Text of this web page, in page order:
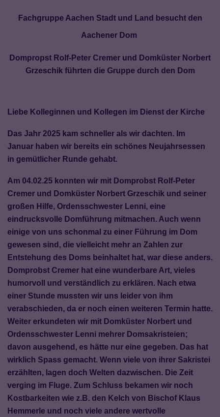
Fachgruppe Aachen Stadt und Land besucht den
Aachener Dom
Dompropst Rolf-Peter Cremer und Domküster Norbert
Grzeschik führten die Gruppe durch den Dom
Liebe Kolleginnen und Kollegen im Dienst der Kirche
Das Jahr 2025 kam schneller als wir dachten. Im
Januar haben wir bereits ein schönes Neujahrsessen
in gemütlicher Runde gehabt.
Am 04.02.25 konnten wir mit Domprobst Rolf-Peter
Cremer und Domküster Norbert Grzeschik und seiner
großen Hilfe, Ordensschwester Lenni, eine
eindrucksvolle Domführung mitmachen. Auch wenn
einige von uns schonmal zu einer Führung im Dom
gewesen sind, die vielleicht mehr an Zahlen zur
Entstehung des Doms beinhaltet hat, war diese anders.
Domprobst Cremer hat eine wunderbare Art, vieles
humorvoll und verständlich zu erklären. Nach etwa
einer Stunde mussten wir uns leider von ihm
verabschieden, da er noch einen weiteren Termin hatte.
Weiter erkundeten wir mit Domküster Norbert und
Ordensschwester Lenni mehrer Domsakristeien;
davon ausgehend, es hätte nur eine gegeben. Das hat
wirklich Spass gemacht. Wenn viele von ihrer Sakristei
erzählten, lagen doch Welten dazwischen. Die Zeit
verging im Fluge. Zum Schluss bekamen wir noch
Kostbarkeiten wie z.B. den Kelch von Bischof Klaus
Hemmerle und noch viele andere wertvolle